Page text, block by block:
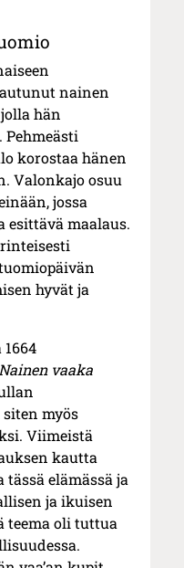
nainen
hän
korostaa hänen
Valonkajo osuu
jossa
maalaus.
hyvät ja
vaaka
myös
Viimeistä
kautta
elämässä ja
ja ikuisen
teema oli tuttua